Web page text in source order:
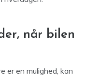
når bilen
er en mulighed, kan